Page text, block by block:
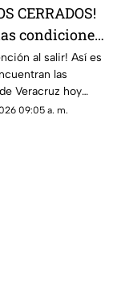
CERRADOS!
condiciones
de
hoy 9 de
al salir! Así es
las
Veracruz hoy
agosto 2026,
09:05 a. m.